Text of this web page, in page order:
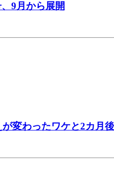
9月から展開
変わったワケと2カ月